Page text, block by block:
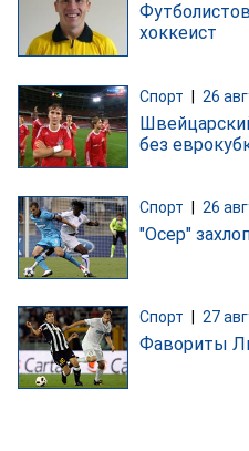
хоккеист
Спорт | 26
без
Спорт 26
"Осер"
Спорт 27
Фавориты